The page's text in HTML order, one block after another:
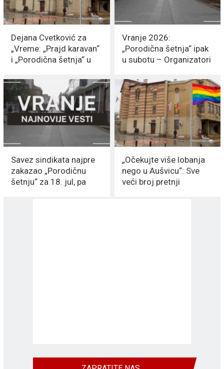
Dejana Cvetković za
„Vreme: „Prajd karavan“
i „Porodična šetnja“ u
Vranje 2026:
„Porodična šetnja“ ipak
u subotu – Organizatori
Vranja“
Savez sindikata najpre
zakazao „Porodičnu
šetnju“ za 18. jul, pa
„Očekujte više lobanja
nego u Aušvicu“: Sve
veći broj pretnji